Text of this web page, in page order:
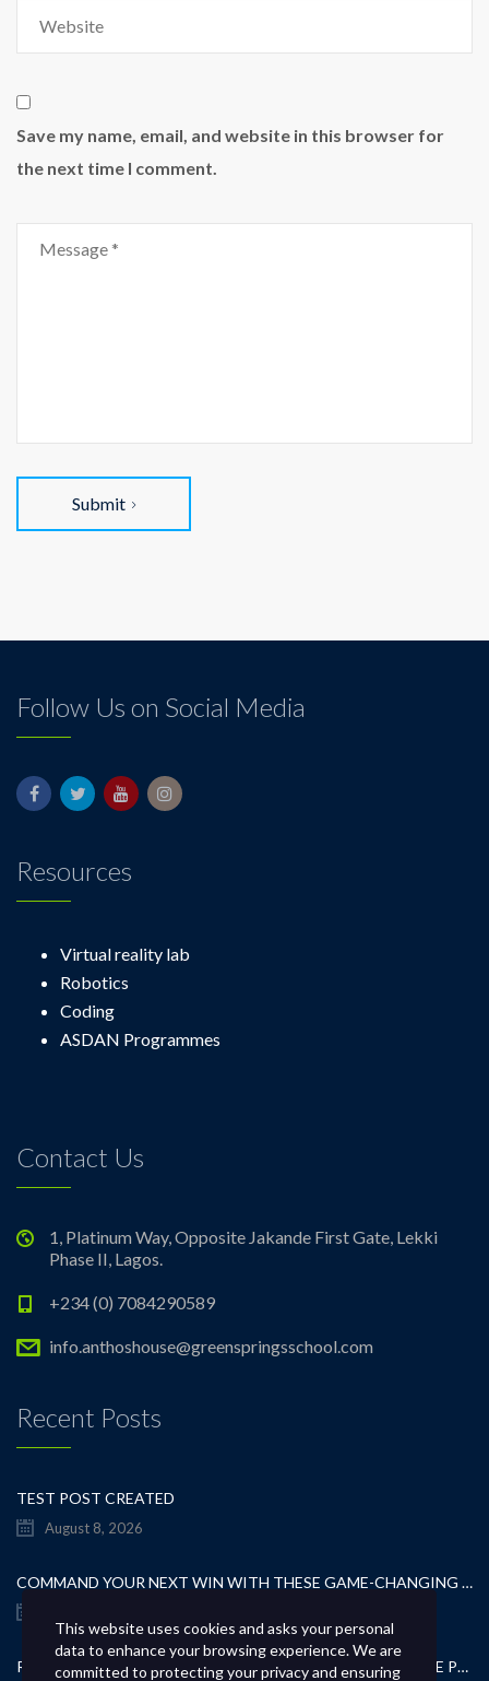
Save my name, email, and website in this browser for
the next time I comment.
Submit
Follow Us on Social Media
Resources
Virtual reality lab
Robotics
Coding
ASDAN Programmes
Contact Us
1, Platinum Way, Opposite Jakande First Gate, Lekki
Phase II, Lagos.
+234 (0) 7084290589
info.anthoshouse@greenspringsschool.com
Recent Posts
TEST POST CREATED
August 8, 2026
COMMAND YOUR NEXT WIN WITH THESE GAME-CHANGING CASINO TIPS
RELISH PRESTIGIOUS GAMBLING WITH SMART KK8 GAME PROGRESSION
This website uses cookies and asks your personal
data to enhance your browsing experience. We are
committed to protecting your privacy and ensuring